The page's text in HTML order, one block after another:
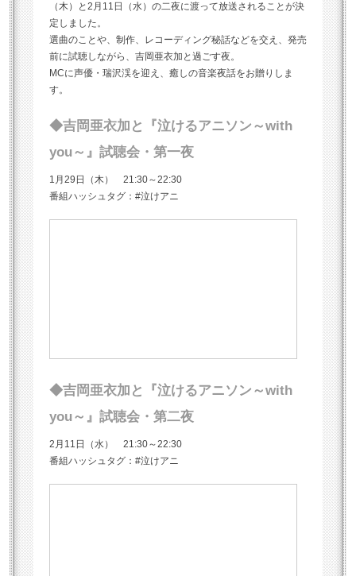
（木）と2月11日（水）の二夜に渡って放送されることが決
定しました。
選曲のことや、制作、レコーディング秘話などを交え、発売
前に試聴しながら、吉岡亜衣加と過ごす夜。
MCに声優・瑞沢渓を迎え、癒しの音楽夜話をお贈りしま
す。
◆吉岡亜衣加と『泣けるアニソン～with
you～』試聴会・第一夜
1月29日（木） 21:30～22:30
番組ハッシュタグ：#泣けアニ
◆吉岡亜衣加と『泣けるアニソン～with
you～』試聴会・第二夜
2月11日（水） 21:30～22:30
番組ハッシュタグ：#泣けアニ